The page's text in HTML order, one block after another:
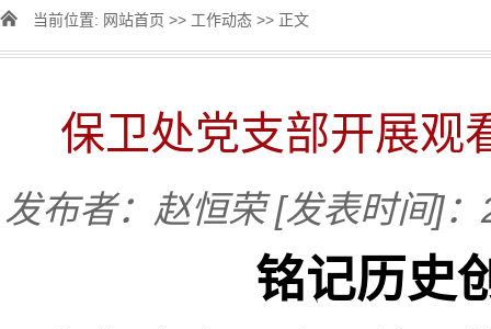
当前位置: 网站首页 >> 工作动态 >> 正文
保卫处党支部开展观
发布者：赵恒荣 [发表时间]
铭记历史